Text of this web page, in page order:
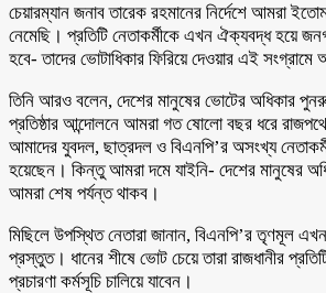
চেয়ারম্যান জনাব তারেক রহমানের নির্দেশে আমরা
নেমেছি। প্রতিটি নেতাকর্মীকে এখন ঐক্যবদ্ধ হয়ে
হবে- তাদের ভোটাধিকার ফিরিয়ে দেওয়ার এই সংগ্রামে
তিনি আরও বলেন, দেশের মানুষের ভোটের অধিকার
প্রতিষ্ঠার আন্দোলনে আমরা গত ষোলো বছর ধরে
আমাদের যুবদল, ছাত্রদল ও বিএনপি’র অসংখ্য
হয়েছেন। কিন্তু আমরা দমে যাইনি- দেশের মানুষের
আমরা শেষ পর্যন্ত থাকব।
মিছিলে উপস্থিত নেতারা জানান, বিএনপি’র তৃণমূল এখন
প্রস্তুত। ধানের শীষে ভোট চেয়ে তারা রাজধানীর
প্রচারণা কর্মসূচি চালিয়ে যাবেন।